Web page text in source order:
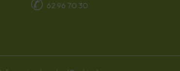
62 96 70 30